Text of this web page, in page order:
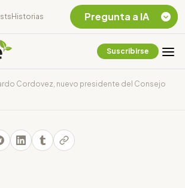
Historias
Suscribirse
Cordovez, nuevo presidente del Consejo
Pregunta a IA
Chevron Ecuador